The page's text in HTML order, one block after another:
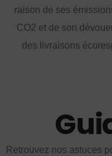
raison de ses
CO2 et de son
des livraisons
Retrouvez nos astuces